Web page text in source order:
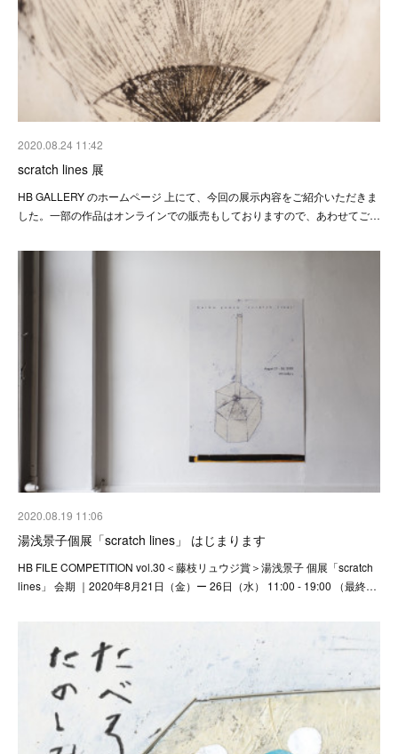
2020.08.24 11:42
scratch lines 展
HB GALLERY のホームページ 上にて、今回の展示内容をご紹介いただきま
した。一部の作品はオンラインでの販売もしておりますので、あわせてご…
2020.08.19 11:06
湯浅景子個展「scratch lines」 はじまります
HB FILE COMPETITION vol.30＜藤枝リュウジ賞＞湯浅景子 個展「scratch
lines」 会期 ｜2020年8月21日（金）ー 26日（水） 11:00 - 19:00 （最終…